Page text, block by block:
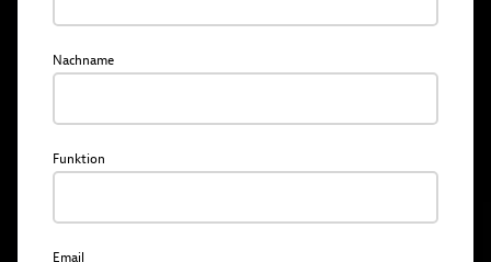
Nachname
Funktion
Email